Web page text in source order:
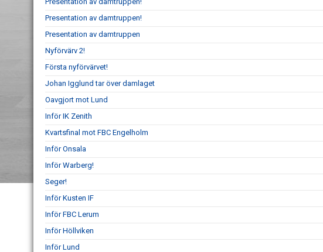
Presentation av damtruppen!
Presentation av damtruppen
Nyförvärv 2!
Första nyförvärvet!
Johan Igglund tar över damlaget
Oavgjort mot Lund
Inför IK Zenith
Kvartsfinal mot FBC Engelholm
Inför Onsala
Inför Warberg!
Seger!
Inför Kusten IF
Inför FBC Lerum
Inför Höllviken
Inför Lund